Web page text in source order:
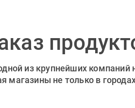
из крупнейших
не только в